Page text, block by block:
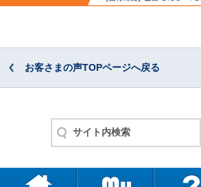
お客さまの声TOPページへ戻る